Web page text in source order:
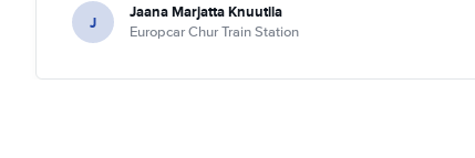
J Jaana Marjatta Knuutila
Europcar Chur Train Station